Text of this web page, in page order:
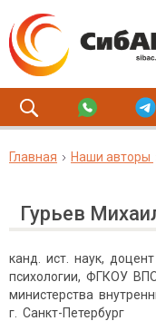
Главная Наши авторы
Гурьев
канд. ист. наук,
психологии, ФГКОУ ВПО
министерства
г. Санкт-Петербург